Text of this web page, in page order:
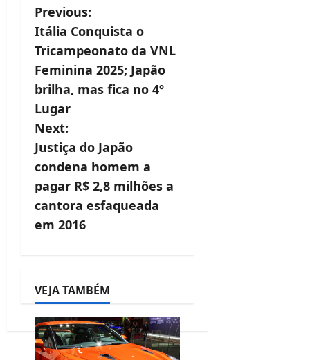
P
o
s
t
n
a
v
i
g
i
o
n
Previous:
Itália Conquista o
Tricampeonato da VNL
Feminina 2025; Japão
brilha, mas fica no 4º
Lugar
Next:
Justiça do Japão
condena homem a
pagar R$ 2,8 milhões a
cantora esfaqueada
em 2016
VEJA TAMBÉM